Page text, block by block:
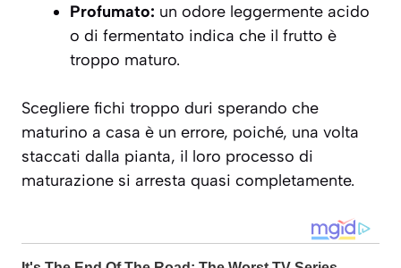
Profumato: un odore leggermente acido
o di fermentato indica che il frutto è
troppo maturo.
Scegliere fichi troppo duri sperando che
maturino a casa è un errore, poiché, una volta
staccati dalla pianta, il loro processo di
maturazione si arresta quasi completamente.